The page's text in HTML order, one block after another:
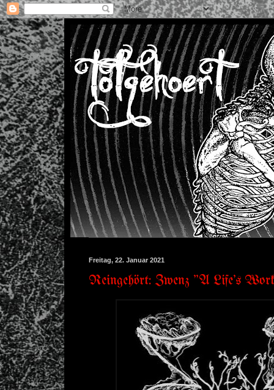
Freitag, 22. Januar 2021
Reingehört: Zwenz "A Life's